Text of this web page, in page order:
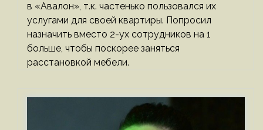
в «Авалон», т.к. частенько пользовался их
услугами для своей квартиры. Попросил
назначить вместо 2-ух сотрудников на 1
больше, чтобы поскорее заняться
расстановкой мебели.